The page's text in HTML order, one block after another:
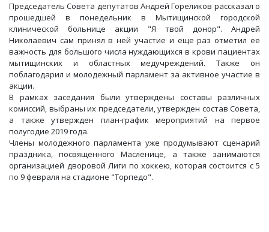
Председатель Совета депутатов Андрей Гореликов рассказал о
прошедшей в понедельник в Мытищинской городской
клинической больнице акции "Я твой донор". Андрей
Николаевич сам принял в ней участие и еще раз отметил ее
важность для большого числа нуждающихся в крови пациентах
мытищинских и областных медучреждений. Также он
поблагодарил и молодежный парламент за активное участие в
акции.
В рамках заседания были утверждены составы различных
комиссий, выбраны их председатели, утвержден состав Совета,
а также утвержден план-график мероприятий на первое
полугодие 2019 года.
Члены молодежного парламента уже продумывают сценарий
праздника, посвященного Масленице, а также занимаются
организацией дворовой Лиги по хоккею, которая состоится с 5
по 9 февраля на стадионе "Торпедо".